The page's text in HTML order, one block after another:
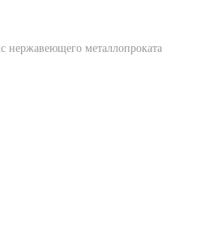
нержавеющего металлопроката